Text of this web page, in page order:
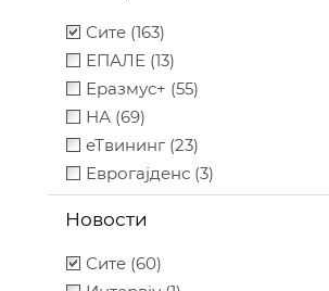
Сите (163)
ЕПАЛЕ (13)
Еразмус+ (55)
НА (69)
еТвининг (23)
Еврогајденс (3)
Новости
Сите (60)